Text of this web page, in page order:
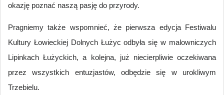
okazję poznać naszą pasję do przyrody.
Pragniemy także wspomnieć, że pierwsza edycja Festiwalu
Kultury Łowieckiej Dolnych Łużyc odbyła się w malowniczych
Lipinkach Łużyckich, a kolejna, już niecierpliwie oczekiwana
przez wszystkich entuzjastów, odbędzie się w urokliwym
Trzebielu.